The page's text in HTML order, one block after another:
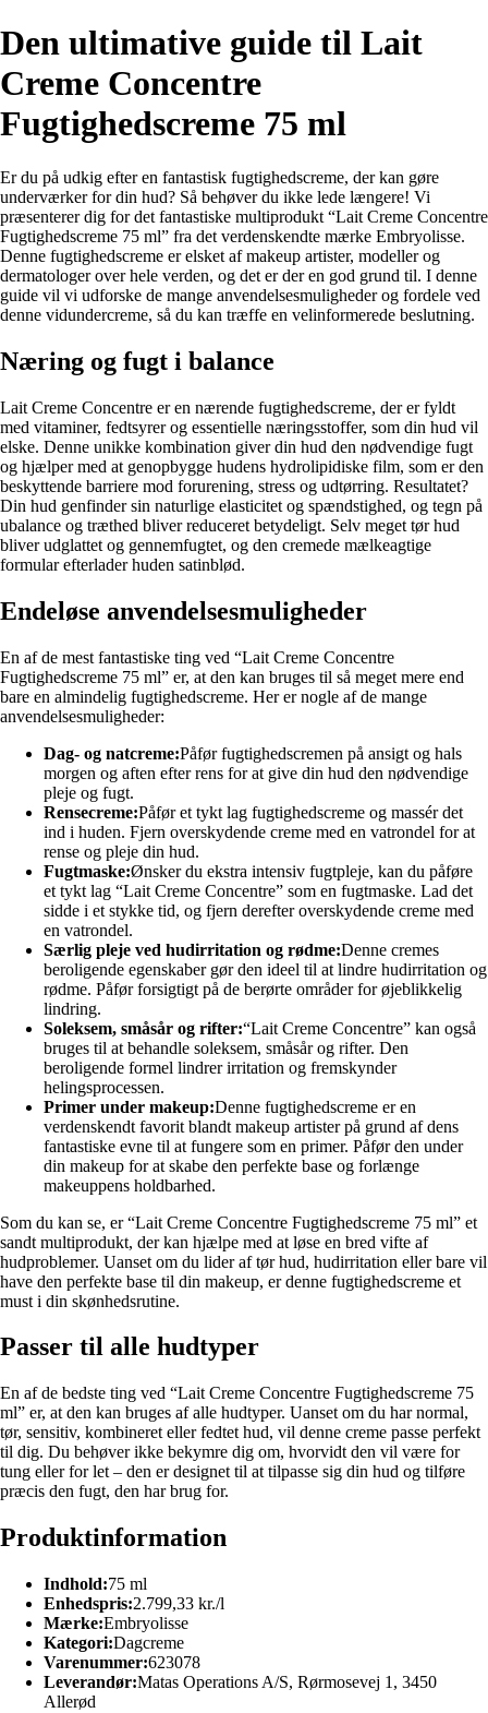
Den ultimative guide til Lait
Creme Concentre
Fugtighedscreme 75 ml
Er du på udkig efter en fantastisk fugtighedscreme, der kan gøre
underværker for din hud? Så behøver du ikke lede længere! Vi
præsenterer dig for det fantastiske multiprodukt “Lait Creme Concentre
Fugtighedscreme 75 ml” fra det verdenskendte mærke Embryolisse.
Denne fugtighedscreme er elsket af makeup artister, modeller og
dermatologer over hele verden, og det er der en god grund til. I denne
guide vil vi udforske de mange anvendelsesmuligheder og fordele ved
denne vidundercreme, så du kan træffe en velinformerede beslutning.
Næring og fugt i balance
Lait Creme Concentre er en nærende fugtighedscreme, der er fyldt
med vitaminer, fedtsyrer og essentielle næringsstoffer, som din hud vil
elske. Denne unikke kombination giver din hud den nødvendige fugt
og hjælper med at genopbygge hudens hydrolipidiske film, som er den
beskyttende barriere mod forurening, stress og udtørring. Resultatet?
Din hud genfinder sin naturlige elasticitet og spændstighed, og tegn på
ubalance og træthed bliver reduceret betydeligt. Selv meget tør hud
bliver udglattet og gennemfugtet, og den cremede mælkeagtige
formular efterlader huden satinblød.
Endeløse anvendelsesmuligheder
En af de mest fantastiske ting ved “Lait Creme Concentre
Fugtighedscreme 75 ml” er, at den kan bruges til så meget mere end
bare en almindelig fugtighedscreme. Her er nogle af de mange
anvendelsesmuligheder:
Dag- og natcreme:Påfør fugtighedscremen på ansigt og hals
morgen og aften efter rens for at give din hud den nødvendige
pleje og fugt.
Rensecreme:Påfør et tykt lag fugtighedscreme og massér det
ind i huden. Fjern overskydende creme med en vatrondel for at
rense og pleje din hud.
Fugtmaske:Ønsker du ekstra intensiv fugtpleje, kan du påføre
et tykt lag “Lait Creme Concentre” som en fugtmaske. Lad det
sidde i et stykke tid, og fjern derefter overskydende creme med
en vatrondel.
Særlig pleje ved hudirritation og rødme:Denne cremes
beroligende egenskaber gør den ideel til at lindre hudirritation og
rødme. Påfør forsigtigt på de berørte områder for øjeblikkelig
lindring.
Soleksem, småsår og rifter:“Lait Creme Concentre” kan også
bruges til at behandle soleksem, småsår og rifter. Den
beroligende formel lindrer irritation og fremskynder
helingsprocessen.
Primer under makeup:Denne fugtighedscreme er en
verdenskendt favorit blandt makeup artister på grund af dens
fantastiske evne til at fungere som en primer. Påfør den under
din makeup for at skabe den perfekte base og forlænge
makeuppens holdbarhed.
Som du kan se, er “Lait Creme Concentre Fugtighedscreme 75 ml” et
sandt multiprodukt, der kan hjælpe med at løse en bred vifte af
hudproblemer. Uanset om du lider af tør hud, hudirritation eller bare vil
have den perfekte base til din makeup, er denne fugtighedscreme et
must i din skønhedsrutine.
Passer til alle hudtyper
En af de bedste ting ved “Lait Creme Concentre Fugtighedscreme 75
ml” er, at den kan bruges af alle hudtyper. Uanset om du har normal,
tør, sensitiv, kombineret eller fedtet hud, vil denne creme passe perfekt
til dig. Du behøver ikke bekymre dig om, hvorvidt den vil være for
tung eller for let – den er designet til at tilpasse sig din hud og tilføre
præcis den fugt, den har brug for.
Produktinformation
Indhold:75 ml
Enhedspris:2.799,33 kr./l
Mærke:Embryolisse
Kategori:Dagcreme
Varenummer:623078
Leverandør:Matas Operations A/S, Rørmosevej 1, 3450
Allerød